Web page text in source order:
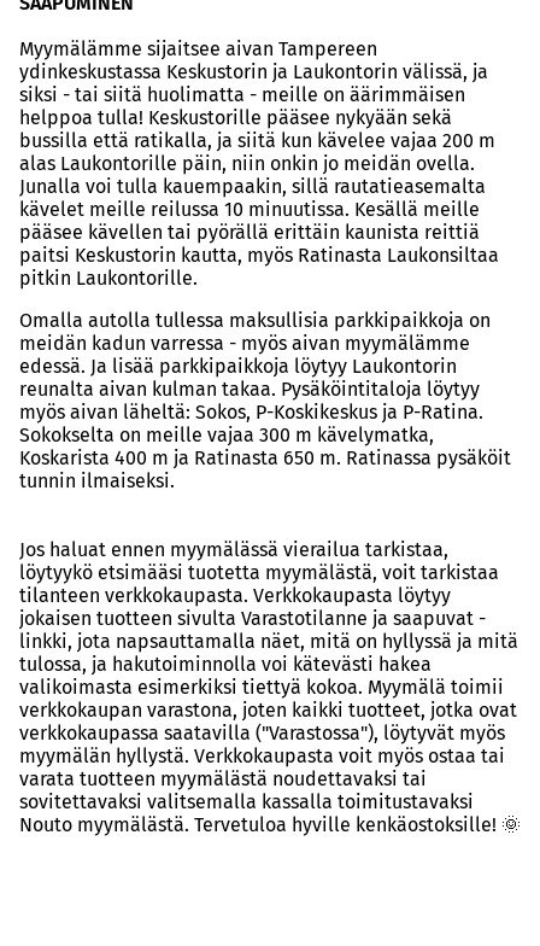
Myymälämme sijaitsee aivan Tampereen
ydinkeskustassa Keskustorin ja Laukontorin välissä, ja
siksi - tai siitä huolimatta - meille on äärimmäisen
helppoa tulla! Keskustorille pääsee nykyään sekä
bussilla että ratikalla, ja siitä kun kävelee vajaa 200 m
alas Laukontorille päin, niin onkin jo meidän ovella.
Junalla voi tulla kauempaakin, sillä rautatieasemalta
kävelet meille reilussa 10 minuutissa. Kesällä meille
pääsee kävellen tai pyörällä erittäin kaunista reittiä
paitsi Keskustorin kautta, myös Ratinasta Laukonsiltaa
pitkin Laukontorille.
Omalla autolla tullessa maksullisia parkkipaikkoja on
meidän kadun varressa - myös aivan myymälämme
edessä. Ja lisää parkkipaikkoja löytyy Laukontorin
reunalta aivan kulman takaa. Pysäköintitaloja löytyy
myös aivan läheltä: Sokos, P-Koskikeskus ja P-Ratina.
Sokokselta on meille vajaa 300 m kävelymatka,
Koskarista 400 m ja Ratinasta 650 m. Ratinassa pysäköit
tunnin ilmaiseksi.
Jos haluat ennen myymälässä vierailua tarkistaa,
löytyykö etsimääsi tuotetta myymälästä, voit tarkistaa
tilanteen verkkokaupasta. Verkkokaupasta löytyy
jokaisen tuotteen sivulta Varastotilanne ja saapuvat -
linkki, jota napsauttamalla näet, mitä on hyllyssä ja mitä
tulossa, ja hakutoiminnolla voi kätevästi hakea
valikoimasta esimerkiksi tiettyä kokoa. Myymälä toimii
verkkokaupan varastona, joten kaikki tuotteet, jotka ovat
verkkokaupassa saatavilla ("Varastossa"), löytyvät myös
myymälän hyllystä. Verkkokaupasta voit myös ostaa tai
varata tuotteen myymälästä noudettavaksi tai
sovitettavaksi valitsemalla kassalla toimitustavaksi
Nouto myymälästä. Tervetuloa hyville kenkäostoksille! 🌞